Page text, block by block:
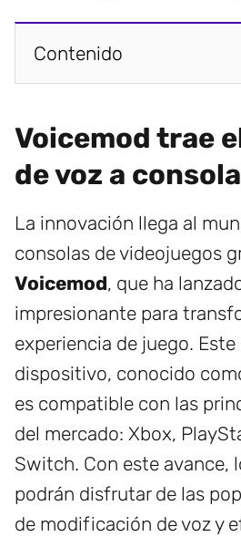
Contenido
Voicemod trae
de voz a
La innovación llega al
consolas de videojuegos
Voicemod, que ha
impresionante para
experiencia de juego. Este
dispositivo, conocido
es compatible con las
del mercado: Xbox,
Switch. Con este avance,
podrán disfrutar de las
de modificación de voz y